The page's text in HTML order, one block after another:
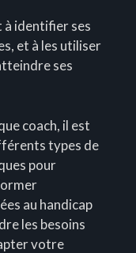
à identifier ses
et à les utiliser
ses
coach, il est
types de
pour
au handicap
les besoins
votre